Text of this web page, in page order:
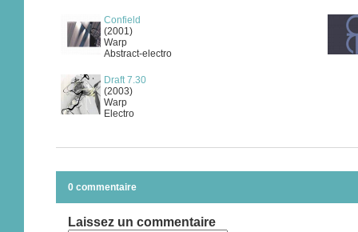
Confield
(2001)
Warp
Abstract-electro
Draft 7.30
(2003)
Warp
Electro
0 commentaire
Laissez un commentaire